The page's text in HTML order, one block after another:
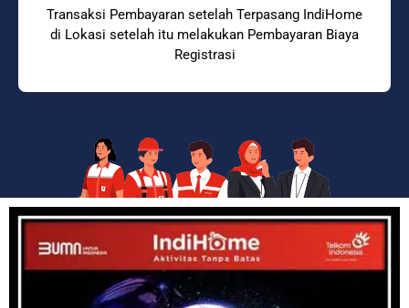
Transaksi Pembayaran setelah Terpasang IndiHome
di Lokasi setelah itu melakukan Pembayaran Biaya
Registrasi